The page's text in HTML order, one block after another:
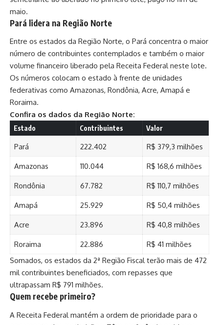
maio.
Pará lidera na Região Norte
Entre os estados da Região Norte, o Pará concentra o maior
número de contribuintes contemplados e também o maior
volume financeiro liberado pela Receita Federal neste lote.
Os números colocam o estado à frente de unidades
federativas como Amazonas, Rondônia, Acre, Amapá e
Roraima.
Confira os dados da Região Norte:
Estado Contribuintes Valor
Pará 222.402 R$ 379,3 milhões
Amazonas 110.044 R$ 168,6 milhões
Rondônia 67.782 R$ 110,7 milhões
Amapá 25.929 R$ 50,4 milhões
Acre 23.896 R$ 40,8 milhões
Roraima 22.886
R$ 41 milhões
Somados, os estados da 2ª Região Fiscal terão mais de 472
mil contribuintes beneficiados, com repasses que
ultrapassam R$ 791 milhões.
Quem recebe primeiro?
A Receita Federal mantém a ordem de prioridade para o